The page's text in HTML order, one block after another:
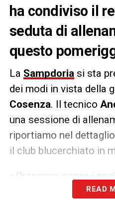
ha condiviso il
seduta di
questo
La Sampdoriasi sta
dei modi in vista della
Cosenza. Il tecnico
una sessione di
riportiamo nel
il club blucerchiato in
Prosegue senza i
Nikolas
READ